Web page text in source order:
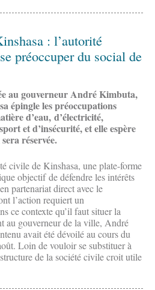
: l’autorité
préoccuper du social de
au gouverneur André Kimbuta,
épingle les préoccupations
d’eau, d’électricité,
et d’insécurité, et elle espère
réservée.
civile de Kinshasa, une plate-forme
objectif de défendre les intérêts
partenariat direct avec le
l’action requiert un
ce contexte qu’il faut situer la
au gouverneur de la ville, André
avait été dévoilé au cours du
Loin de vouloir se substituer à
de la société civile croit utile